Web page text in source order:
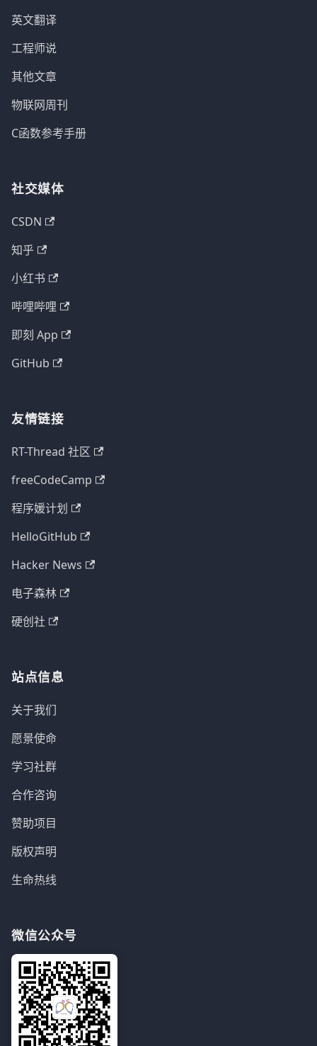
英文翻译
工程师说
其他文章
物联网周刊
C函数参考手册
社交媒体
CSDN
知乎
小红书
哔哩哔哩
即刻 App
GitHub
友情链接
RT-Thread 社区
freeCodeCamp
程序媛计划
HelloGitHub
Hacker News
电子森林
硬创社
站点信息
关于我们
愿景使命
学习社群
合作咨询
赞助项目
版权声明
生命热线
微信公众号